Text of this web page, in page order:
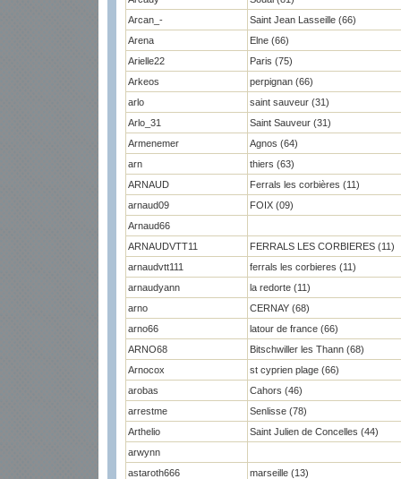
Arcan_-
Saint Jean Lasseille (66)
Arena
Elne (66)
Arielle22
Paris (75)
Arkeos
perpignan (66)
arlo
saint sauveur (31)
Arlo_31
Saint Sauveur (31)
Armenemer
Agnos (64)
arn
thiers (63)
ARNAUD
Ferrals les corbières (11)
arnaud09
FOIX (09)
Arnaud66
ARNAUDVTT11
FERRALS LES CORBIERES (11)
arnaudvtt111
ferrals les corbieres (11)
arnaudyann
la redorte (11)
arno
CERNAY (68)
arno66
latour de france (66)
ARNO68
Bitschwiller les Thann (68)
Arnocox
st cyprien plage (66)
arobas
Cahors (46)
arrestme
Senlisse (78)
Arthelio
Saint Julien de Concelles (44)
arwynn
astaroth666
marseille (13)